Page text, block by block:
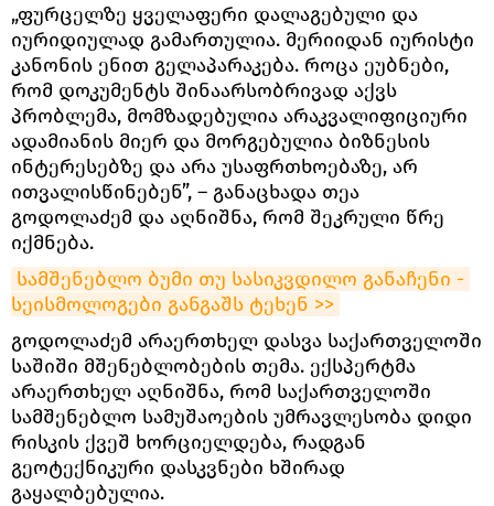
„ფურცელზე ყველაფერი დალაგებული და
იურიდიულად გამართულია. მერიიდან იურისტი
კანონის ენით გელაპარაკება. როცა ეუბნები,
რომ დოკუმენტს შინაარსობრივად აქვს
პრობლემა, მომზადებულია არაკვალიფიციური
ადამიანის მიერ და მორგებულია ბიზნესის
ინტერესებზე და არა უსაფრთხოებაზე, არ
ითვალისწინებენ”, – განაცხადა თეა
გოდოლაძემ და აღნიშნა, რომ შეკრული წრე
იქმნება.
სამშენებლო ბუმი თუ სასიკვდილო განაჩენი -
სეისმოლოგები განგაშს ტეხენ >>
გოდოლაძემ არაერთხელ დასვა საქართველოში
საშიში მშენებლობების თემა. ექსპერტმა
არაერთხელ აღნიშნა, რომ საქართველოში
სამშენებლო სამუშაოების უმრავლესობა დიდი
რისკის ქვეშ ხორციელდება, რადგან
გეოტექნიკური დასკვნები ხშირად
გაყალბებულია.